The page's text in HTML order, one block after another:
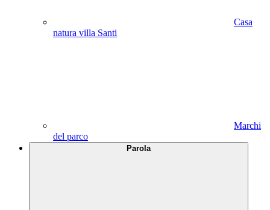
Casa
natura villa Santi
Marchi
del parco
Parola